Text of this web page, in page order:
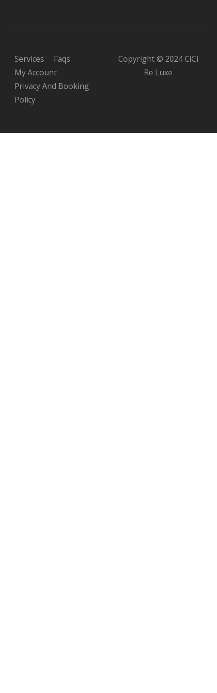
Services
Faqs
My Account
Privacy And Booking
Policy
Copyright © 2024 CiCi
Re Luxe